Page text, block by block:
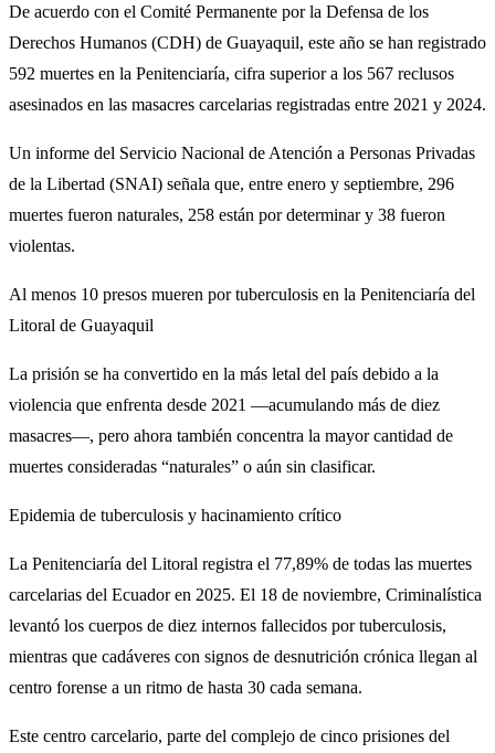
De acuerdo con el Comité Permanente por la Defensa de los
Derechos Humanos (CDH) de Guayaquil, este año se han registrado
592 muertes en la Penitenciaría, cifra superior a los 567 reclusos
asesinados en las masacres carcelarias registradas entre 2021 y 2024.
Un informe del Servicio Nacional de Atención a Personas Privadas
de la Libertad (SNAI) señala que, entre enero y septiembre, 296
muertes fueron naturales, 258 están por determinar y 38 fueron
violentas.
Al menos 10 presos mueren por tuberculosis en la Penitenciaría del
Litoral de Guayaquil
La prisión se ha convertido en la más letal del país debido a la
violencia que enfrenta desde 2021 —acumulando más de diez
masacres—, pero ahora también concentra la mayor cantidad de
muertes consideradas “naturales” o aún sin clasificar.
Epidemia de tuberculosis y hacinamiento crítico
La Penitenciaría del Litoral registra el 77,89% de todas las muertes
carcelarias del Ecuador en 2025. El 18 de noviembre, Criminalística
levantó los cuerpos de diez internos fallecidos por tuberculosis,
mientras que cadáveres con signos de desnutrición crónica llegan al
centro forense a un ritmo de hasta 30 cada semana.
Este centro carcelario, parte del complejo de cinco prisiones del